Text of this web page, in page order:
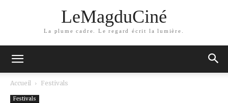
LeMagduCiné
La plume cadre. Le regard écrit la lumière.
Accueil Festivals
Festivals